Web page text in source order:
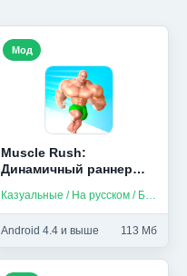
Muscle Rush:
Динамичный раннер
Казуальные / На русском / Без интернета
Android 4.4 и выше 113 Мб
Мод